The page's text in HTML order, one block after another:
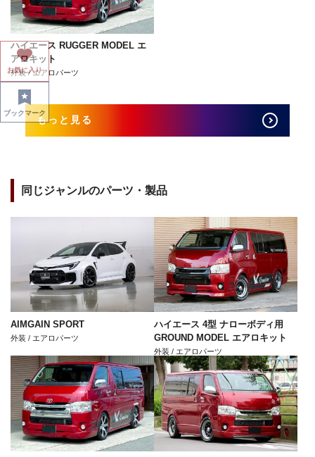
ハイエース RUGGER MODEL エ
アロキット
外装 / エアロパーツ
もっと見る
同じジャンルのパーツ・製品
AIMGAIN SPORT
外装 / エアロパーツ
ハイエース 4型 ナローボディ用
GROUND MODEL エアロキット
外装 / エアロパーツ
お気に入り
ブックマーク